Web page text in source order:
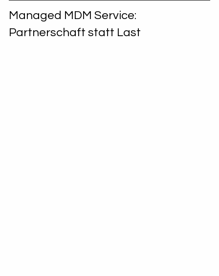
Managed MDM Service:
Partnerschaft statt Last